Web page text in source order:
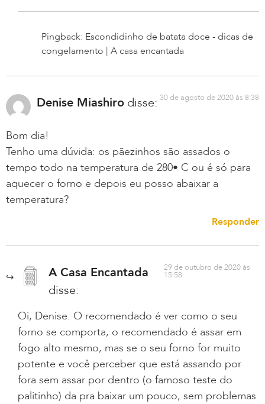
Pingback: Escondidinho de batata doce - dicas de
congelamento | A casa encantada
Denise Miashiro disse: 30 de agosto de 2020 às 8:38
Bom dia!
Tenho uma dúvida: os pãezinhos são assados o
tempo todo na temperatura de 280• C ou é só para
aquecer o forno e depois eu posso abaixar a
temperatura?
Responder
A Casa Encantada
disse:
29 de outubro de 2020 às
15:58
Oi, Denise. O recomendado é ver como o seu
forno se comporta, o recomendado é assar em
fogo alto mesmo, mas se o seu forno for muito
potente e você perceber que está assando por
fora sem assar por dentro (o famoso teste do
palitinho) da pra baixar um pouco, sem problemas